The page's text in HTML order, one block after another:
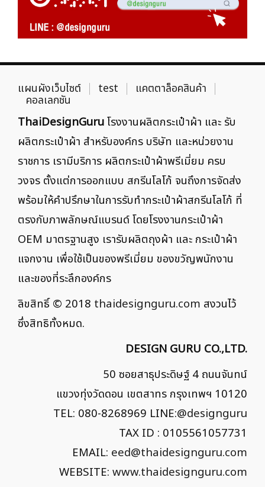
แผนผังเว็บไซต์ test แคตตาล็อคสินค้า
คอลเลกชัน
ThaiDesignGuruโรงงานผลิตกระเป๋าผ้า และ รับ
ผลิตกระเป๋าผ้า สำหรับองค์กร บริษัท และหน่วยงาน
ราชการ เรามีบริการ ผลิตกระเป๋าผ้าพรีเมี่ยม ครบ
วงจร ตั้งแต่การออกแบบ สกรีนโลโก้ จนถึงการจัดส่ง
พร้อมให้คำปรึกษาในการรับทำกระเป๋าผ้าสกรีนโลโก้ ที่
ตรงกับภาพลักษณ์แบรนด์ โดยโรงงานกระเป๋าผ้า
OEM มาตรฐานสูง เรารับผลิตถุงผ้า และ กระเป๋าผ้า
แจกงาน เพื่อใช้เป็นของพรีเมี่ยม ของขวัญพนักงาน
และของที่ระลึกองค์กร
ลิขสิทธิ์ © 2018 thaidesignguru.com สงวนไว้
ซึ่งสิทธิทั้งหมด.
DESIGN GURU CO.,LTD.
50 ซอยสาธุประดิษฐ์ 4 ถนนจันทน์
แขวงทุ่งวัดดอน เขตสาทร กรุงเทพฯ 10120
TEL: 080-8268969 LINE:@designguru
TAX ID : 0105561057731
EMAIL: eed@thaidesignguru.com
WEBSITE: www.thaidesignguru.com